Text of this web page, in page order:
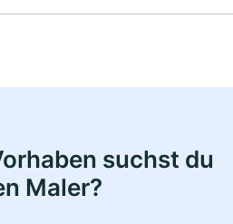
suchst du
Maler?